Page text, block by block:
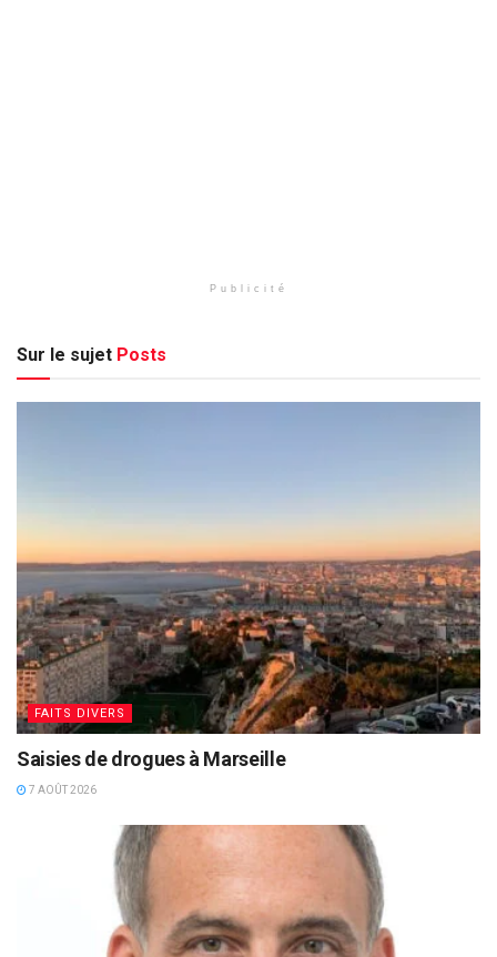
Publicité
Sur le sujet Posts
FAITS DIVERS
Saisies de drogues à Marseille
7 AOÛT 2026